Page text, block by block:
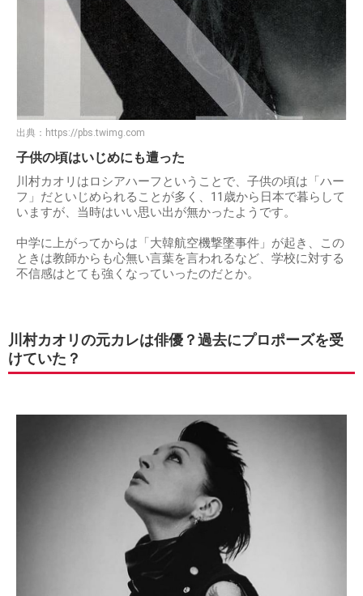
出典： https://pbs.twimg.com
子供の頃はいじめにも遭った
川村カオリはロシアハーフということで、子供の頃は「ハー
フ」だといじめられることが多く、11歳から日本で暮らして
いますが、当時はいい思い出が無かったようです。
中学に上がってからは「大韓航空機撃墜事件」が起き、この
ときは教師からも心無い言葉を言われるなど、学校に対する
不信感はとても強くなっていったのだとか。
川村カオリの元カレは俳優？過去にプロポーズを受
けていた？